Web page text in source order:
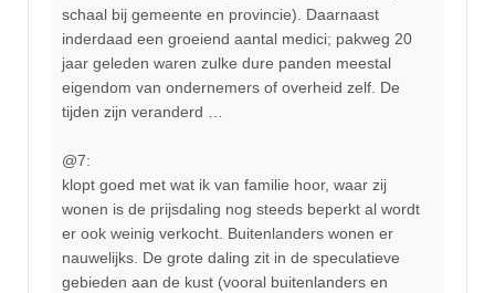
schaal bij gemeente en provincie). Daarnaast
inderdaad een groeiend aantal medici; pakweg 20
jaar geleden waren zulke dure panden meestal
eigendom van ondernemers of overheid zelf. De
tijden zijn veranderd …
@7:
klopt goed met wat ik van familie hoor, waar zij
wonen is de prijsdaling nog steeds beperkt al wordt
er ook weinig verkocht. Buitenlanders wonen er
nauwelijks. De grote daling zit in de speculatieve
gebieden aan de kust (vooral buitenlanders en